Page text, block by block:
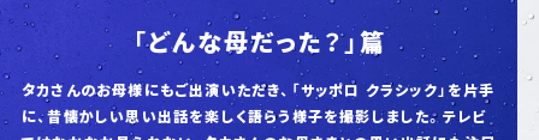
「どんな母だった？」篇
タカさんのお母様にもご出演いただき、「サッポロ クラシック」を片手
に、昔懐かしい思い出話を楽しく語らう様子を撮影しました。テレビ